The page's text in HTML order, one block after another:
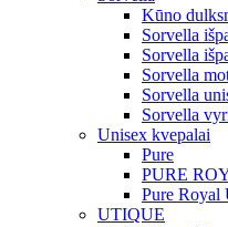
Kūno
Sorvella
Sorvella
Sorvella
Sorvella
Sorvella
Unisex kvepalai
Pure
PURE
Pure Royal
UTIQUE